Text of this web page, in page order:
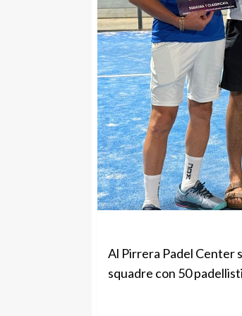
Al Pirrera Padel Center
squadre con 50